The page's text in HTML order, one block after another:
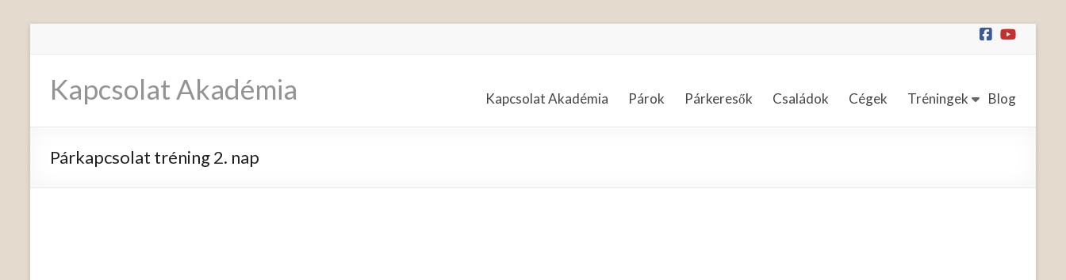
contentKapcsolat Akadémia Kapcsolat Akadémia Párok Párkeresők Családok Cégek Tréningek Blog
Párkapcsolat tréning 2. nap